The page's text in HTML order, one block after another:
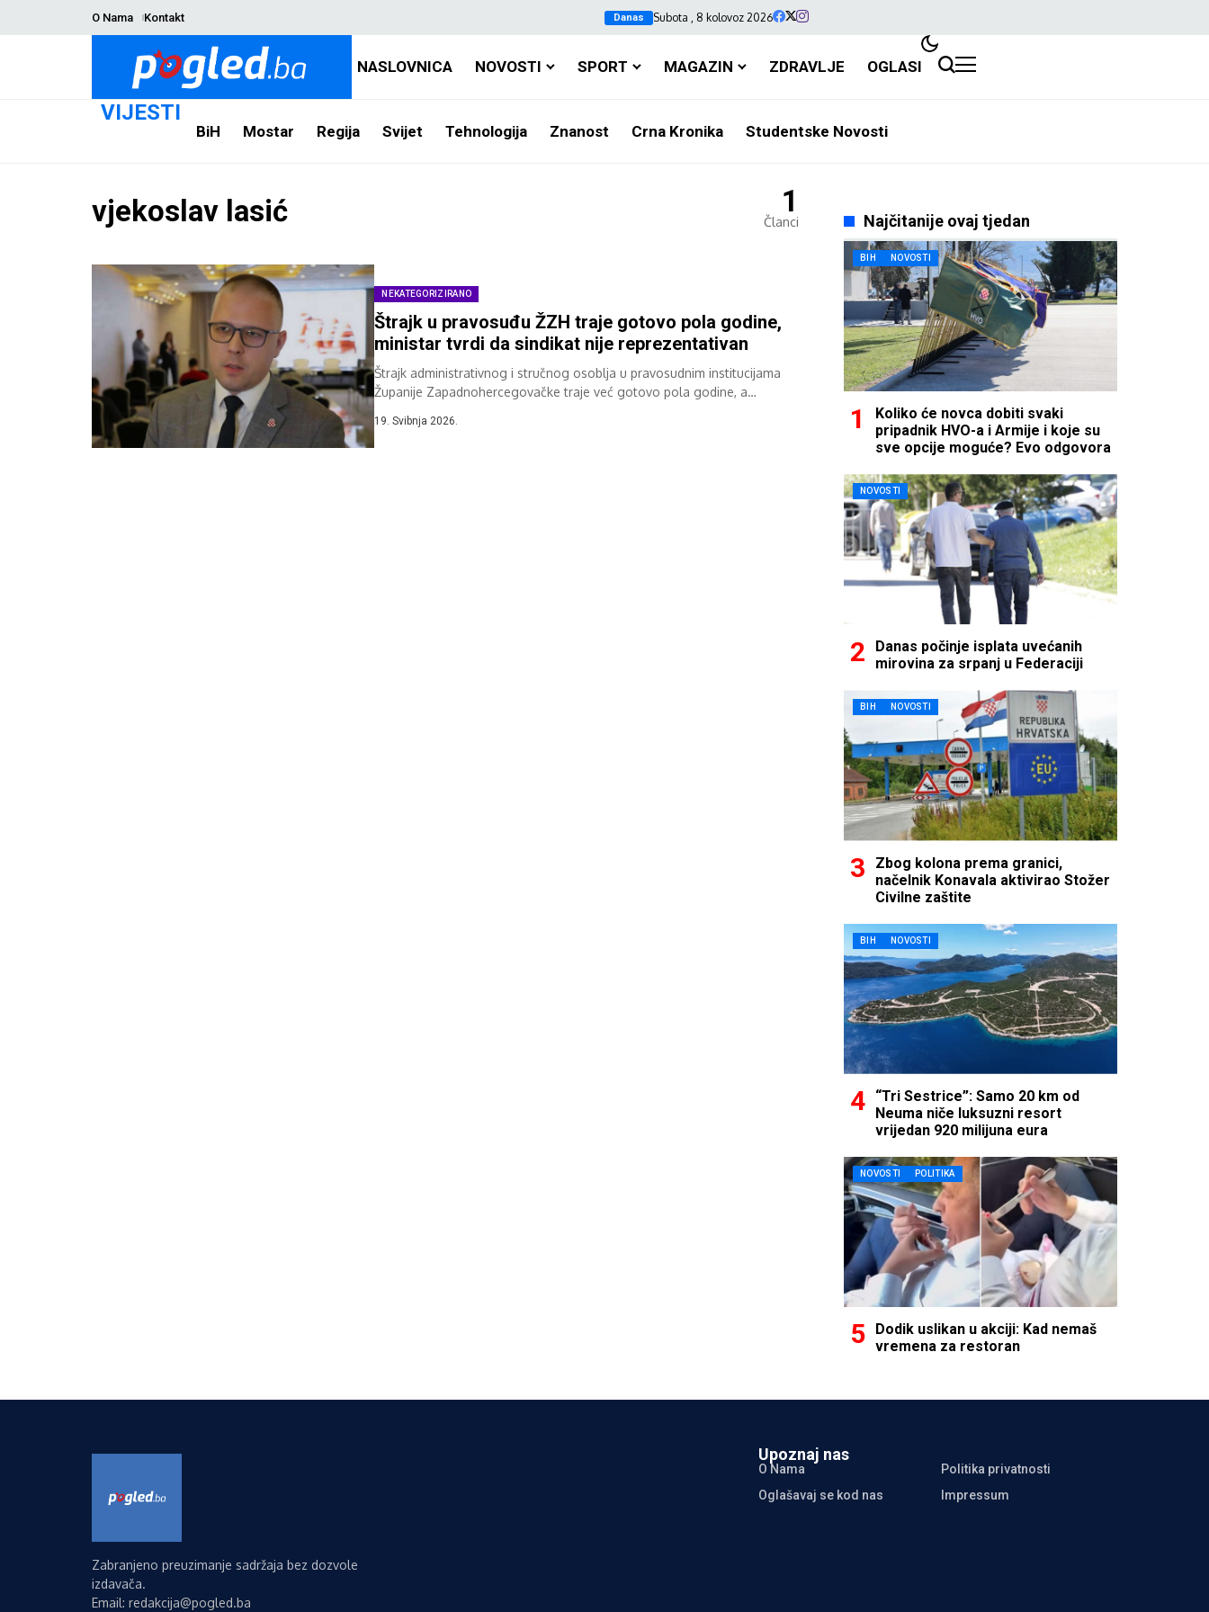
O Nama Kontakt Danas Subota , 8 kolovoz 2026
NASLOVNICA NOVOSTI SPORT MAGAZIN ZDRAVLJE OGLASI
VIJESTI
BiH Mostar Regija Svijet Tehnologija Znanost Crna Kronika Studentske Novosti
vjekoslav lasić 1
Članci
NEKATEGORIZIRANO
Štrajk u pravosuđu ŽZH traje gotovo pola godine,
ministar tvrdi da sindikat nije reprezentativan
Štrajk administrativnog i stručnog osoblja u pravosudnim institucijama
Županije Zapadnohercegovačke traje već gotovo pola godine, a
19. Svibnja 2026.
Najčitanije ovaj tjedan
BIH NOVOSTI
Koliko će novca dobiti svaki
pripadnik HVO-a i Armije i koje su
sve opcije moguće? Evo odgovora
NOVOSTI
Danas počinje isplata uvećanih
mirovina za srpanj u Federaciji
BIH NOVOSTI
Zbog kolona prema granici,
načelnik Konavala aktivirao Stožer
Civilne zaštite
BIH NOVOSTI
“Tri Sestrice”: Samo 20 km od
Neuma niče luksuzni resort
vrijedan 920 milijuna eura
NOVOSTI POLITIKA
Dodik uslikan u akciji: Kad nemaš
vremena za restoran
Zabranjeno preuzimanje sadržaja bez dozvole
izdavača.
Email: redakcija@pogled.ba
Upoznaj nas
O Nama
Politika privatnosti
Oglašavaj se kod nas
Impressum